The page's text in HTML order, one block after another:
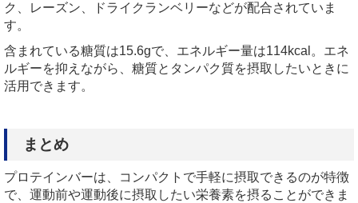
ク、レーズン、ドライクランベリーなどが配合されていま
す。
含まれている糖質は15.6gで、エネルギー量は114kcal。エネ
ルギーを抑えながら、糖質とタンパク質を摂取したいときに
活用できます。
まとめ
プロテインバーは、コンパクトで手軽に摂取できるのが特徴
で、運動前や運動後に摂取したい栄養素を摂ることができま